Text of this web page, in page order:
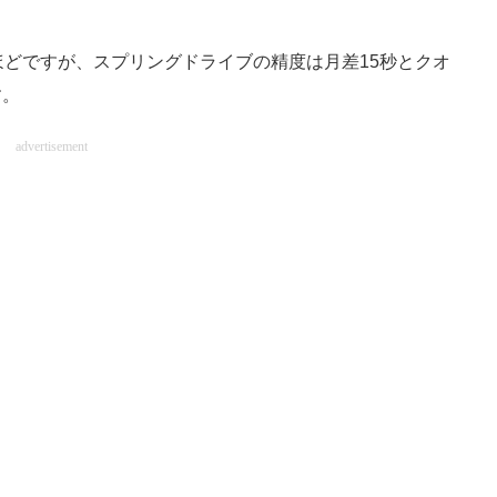
ですが、スプリングドライブの精度は月差15秒とクオ
advertisement